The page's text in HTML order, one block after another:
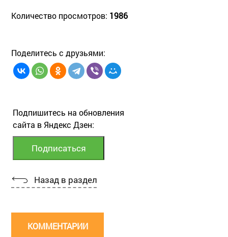
Количество просмотров: 1986
Поделитесь с друзьями:
Подпишитесь на обновления
сайта в Яндекс Дзен:
Назад в раздел
КОММЕНТАРИИ